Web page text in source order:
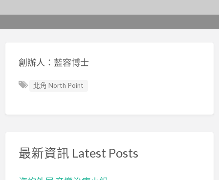
創辦人：藍容博士
北角 North Point
最新資訊 Latest Posts